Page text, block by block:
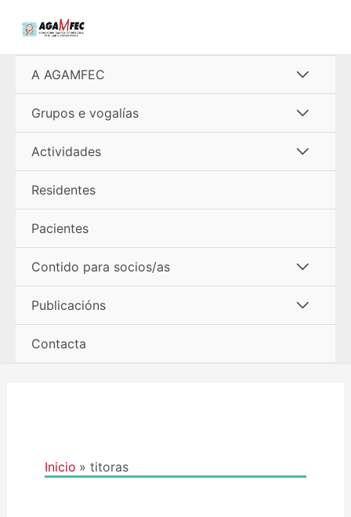
A AGAMFEC
menú
Grupos e vogalías
menú
Actividades
Residentes
Pacientes
Contido para socios/as
menú
Publicacións
Contacta
Inicio titoras